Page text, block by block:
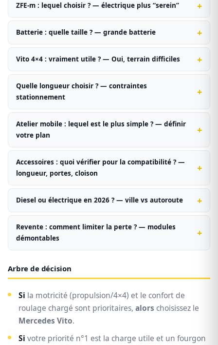
ZFE‑m : lequel choisir ? — électrique plus “serein”
Batterie : quelle taille ? — grande batterie
Vito 4×4 : vraiment utile ? — Oui, terrain difficiles
Quelle longueur choisir ? — contraintes
stationnement
Atelier mobile : lequel est le plus simple ? — définir
votre plan
Accessoires : quoi vérifier pour la compatibilité ? —
longueur, portes, cloison
Diesel ou électrique en 2026 ? — ville vs autoroute
Revente : comment limiter la perte ? — modules
démontables
Arbre de décision
Si la motricité (propulsion/4×4) et le confort de
roulage chargé sont prioritaires, alors choisissez le
Mercedes Vito.
Si votre priorité n°1 est la charge utile et un fourgon